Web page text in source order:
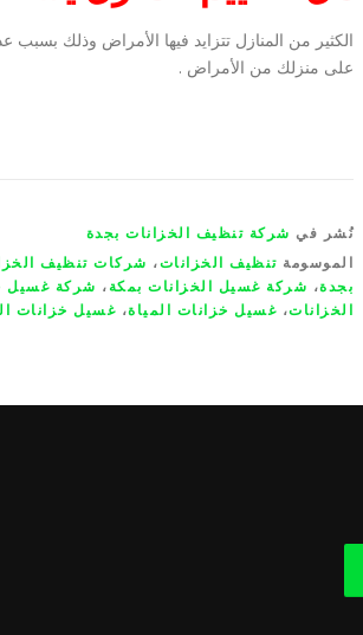
الكثير من المنازل تتزايد فيها الأمراض وذلك بسبب
على منزلك من الأمراض .
نُشر في شركة تنظيف الخزانات بجدة
الموسومة تنظيف الخزانات، شركات تنظيف
بجدة، شركة غسيل الخزانات بمكة، شركة غسيل
الخزانات، غسيل خزانات المياة، غسيل خزانات